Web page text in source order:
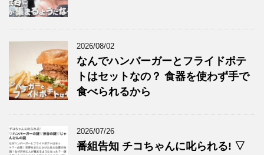
2026/08/02
なんでハンバーガーとフライドポテ
トはセットなの？ 食器を使わず手で
食べられるから
2026/07/26
番組告知 チコちゃんに叱られる! ▽